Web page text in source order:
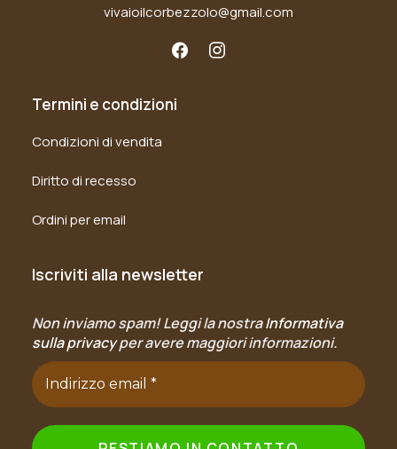
vivaioilcorbezzolo@gmail.com
Termini e condizioni
Condizioni di vendita
Diritto di recesso
Ordini per email
Iscriviti alla newsletter
Non inviamo spam! Leggi la nostraInformativa
sulla privacyper avere maggiori informazioni.